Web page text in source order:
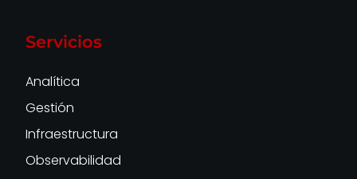
Servicios
Analítica
Gestión
Infraestructura
Observabilidad